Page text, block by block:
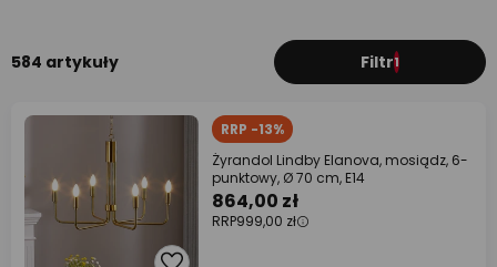
584 artykuły Filtr1
RRP -13%
Żyrandol Lindby Elanova, mosiądz, 6-
punktowy, Ø 70 cm, E14
864,00 zł
RRP999,00 zł